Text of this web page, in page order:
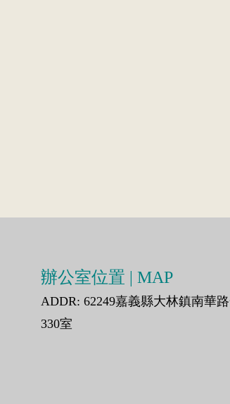
辦公室位置 | MAP
ADDR: 62249嘉義縣大林鎮南華
330室